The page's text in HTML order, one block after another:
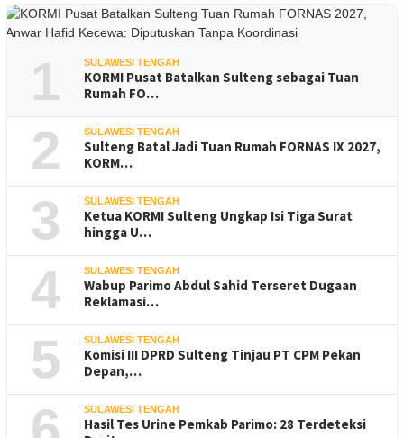
1 SULAWESI TENGAH
KORMI Pusat Batalkan Sulteng sebagai Tuan
Rumah FO…
2 SULAWESI TENGAH
Sulteng Batal Jadi Tuan Rumah FORNAS IX 2027,
KORM…
3 SULAWESI TENGAH
Ketua KORMI Sulteng Ungkap Isi Tiga Surat
hingga U…
4 SULAWESI TENGAH
Wabup Parimo Abdul Sahid Terseret Dugaan
Reklamasi…
5 SULAWESI TENGAH
Komisi III DPRD Sulteng Tinjau PT CPM Pekan
Depan,…
SULAWESI TENGAH
Hasil Tes Urine Pemkab Parimo: 28 Terdeteksi